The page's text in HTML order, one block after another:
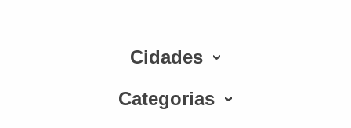
Cidades
Categorias